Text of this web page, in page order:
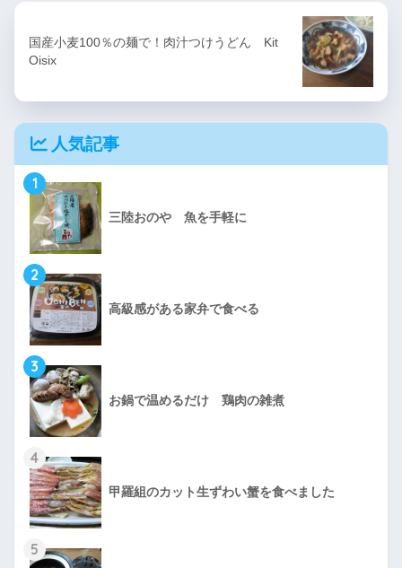
国産小麦100％の麺で！肉汁つけうどん Kit
Oisix
人気記事
1
三陸おのや 魚を手軽に
2
高級感がある家弁で食べる
3
お鍋で温めるだけ 鶏肉の雑煮
4
甲羅組のカット生ずわい蟹を食べました
5